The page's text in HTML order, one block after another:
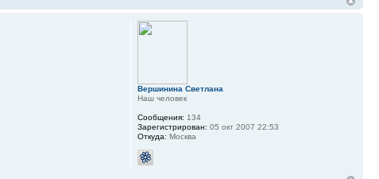
Вершинина Светлана
Наш человек
Сообщения: 134
Зарегистрирован: 05 окт 2007 22:53
Откуда: Москва